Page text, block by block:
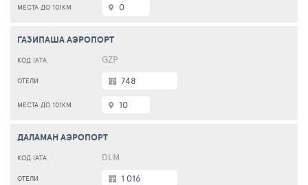
0
ГАЗИПАША АЭРОПОРТ
GZP
748
10
ДАЛАМАН АЭРОПОРТ
DLM
1 016